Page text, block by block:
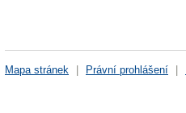
Mapa stránek Právní prohlášení